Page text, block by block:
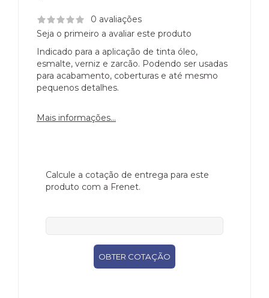
0 avaliações
Seja o primeiro a avaliar este produto
Indicado para a aplicação de tinta óleo,
esmalte, verniz e zarcão. Podendo ser usadas
para acabamento, coberturas e até mesmo
pequenos detalhes.
Mais informações...
Calcule a cotação de entrega para este
produto com a Frenet.
OBTER COTAÇÃO